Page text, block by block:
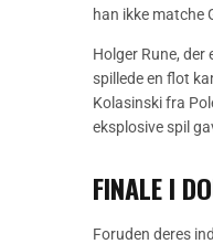
han ikke matche
Holger Rune, der
spillede en flot
Kolasinski fra
eksplosive spil
FINALE I
Foruden deres